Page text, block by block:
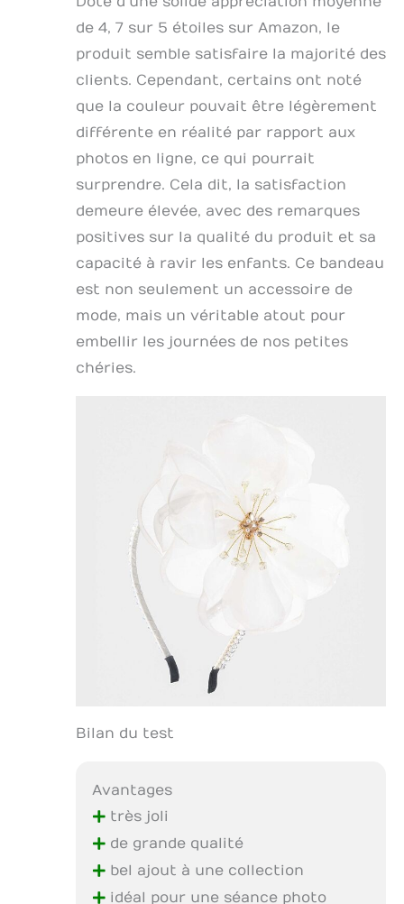
de 4, 7 sur 5 étoiles sur Amazon, le
produit semble satisfaire la majorité des
clients. Cependant, certains ont noté
que la couleur pouvait être légèrement
différente en réalité par rapport aux
photos en ligne, ce qui pourrait
surprendre. Cela dit, la satisfaction
demeure élevée, avec des remarques
positives sur la qualité du produit et sa
capacité à ravir les enfants. Ce bandeau
est non seulement un accessoire de
mode, mais un véritable atout pour
embellir les journées de nos petites
chéries.
Bilan du test
Avantages
+très joli
+de grande qualité
+bel ajout à une collection
+idéal pour une séance photo